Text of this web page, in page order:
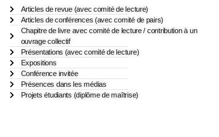
Articles de revue (avec comité de lecture)
Articles de conférences (avec comité de pairs)
Chapitre de livre avec comité de lecture / contribution à un
ouvrage collectif
Présentations (avec comité de lecture)
Expositions
Conférence invitée
Présences dans les médias
Projets étudiants (diplôme de maîtrise)